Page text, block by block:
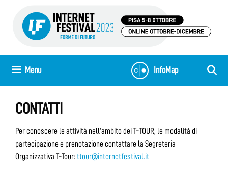
InfoMap
Menu
CONTATTI
Per conoscere le attività nell’ambito dei T-TOUR, le modalità di
partecipazione e prenotazione contattare la Segreteria
Organizzativa T-Tour: ttour@internetfestival.it